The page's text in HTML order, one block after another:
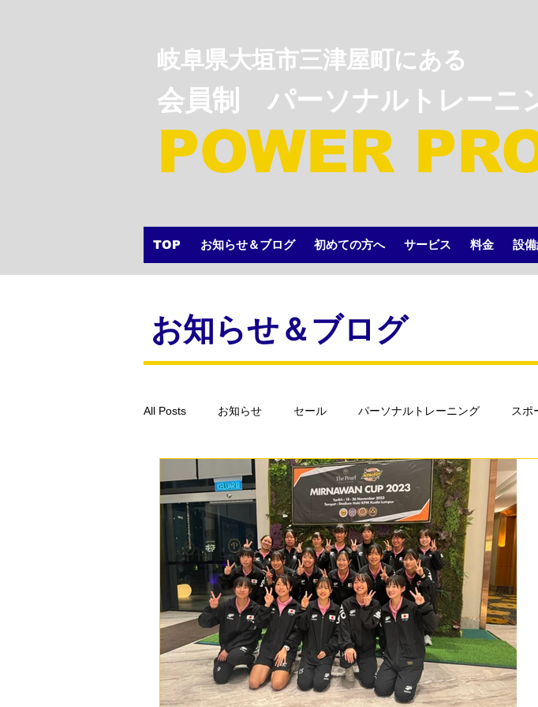
岐阜県大垣市三津屋町にある
会員制 パーソナルトレーニ
POWER
TOP お知らせ＆ブログ 初めての方へ サービス 料金 設
​お知らせ＆ブログ
All Posts お知らせ セール パーソナルトレーニング スポ
スポーツ競技力向上トレーニング アスリートトレーニング
ボディメイク ペアストレッチ 慢性的な痛み改善 会員様
筋力アップトレーニング 体力アップトレーニング 20代トレー
チームサポート 高校生サポート 部活サポート 中学生ト